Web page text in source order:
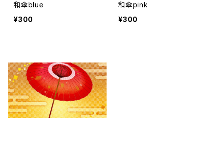
和傘blue
¥300
和傘pink
¥300